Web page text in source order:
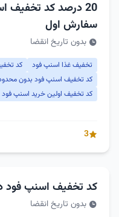
20 درصد کد
سفارش اول
بدون تاریخ انقضا
تخفیف غذا اسنپ فود
کد
کد تخفیف اسنپ فود بدون
کد تخفیف اولین خرید اسنپ فود
3
کد تخفیف اسنپ فود
بدون تاریخ انقضا